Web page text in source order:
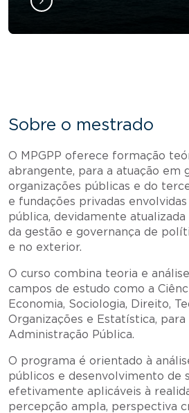
Sobre o mestrado
O MPGPP oferece formação
abrangente, para a atuação em
organizações públicas e do
e fundações privadas
pública, devidamente atualizada
da gestão e governança de
e no exterior.
O curso combina teoria e
campos de estudo como a
Economia, Sociologia, Direito,
Organizações e Estatística,
Administração Pública.
O programa é orientado à
públicos e desenvolvimento de
efetivamente aplicáveis à
percepção ampla, perspectiva